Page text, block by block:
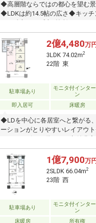
◆高層階ならではの都心を望む
◆LDKは約14.5帖の広さ◆キッチ
合わせて使い分けできます◆全
共用施設(一部有償)◆ペット飼育
り)◆2026年6月内装リフォーム
チン水栓・食器洗い機・コン
イレ本体◯トイレ手洗水栓◯給
グライト◯ダウンライト◯カー
◯全面クロス張替◯フロアタイ
ト新設(LD)◯網戸張替 他
2億4,480万円
3LDK 74.02m2
22階 東
駐車場あり
モニタ付インタ
ン
即入居可 床暖房
◆LDを中心に各居室へと繋がる
ーションがとりやすいレイアウ
洗面所は2WAY仕様のため生活
室収納付きで、住空間を広くご
階に24時間利用可能なゴミステ
ェルジュサービスや内廊下設計
ション◆2026年4月内装リフォー
容＞-新規交換-〇レンジフード、
乾燥機、ディスポーザー〇ユニ
付)〇トイレ〇給湯器本体-その他
1億7,900万円
2SLDK 66.04m2
23階 西
駐車場あり
モニタ付インタ
ン
床暖房 所有権